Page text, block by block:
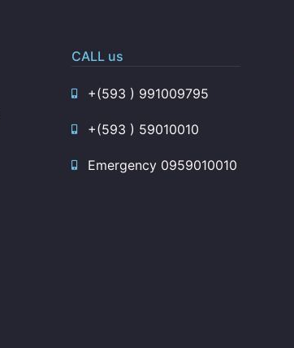
CALL us
+(593 ) 991009795
+(593 ) 59010010
Emergency 0959010010